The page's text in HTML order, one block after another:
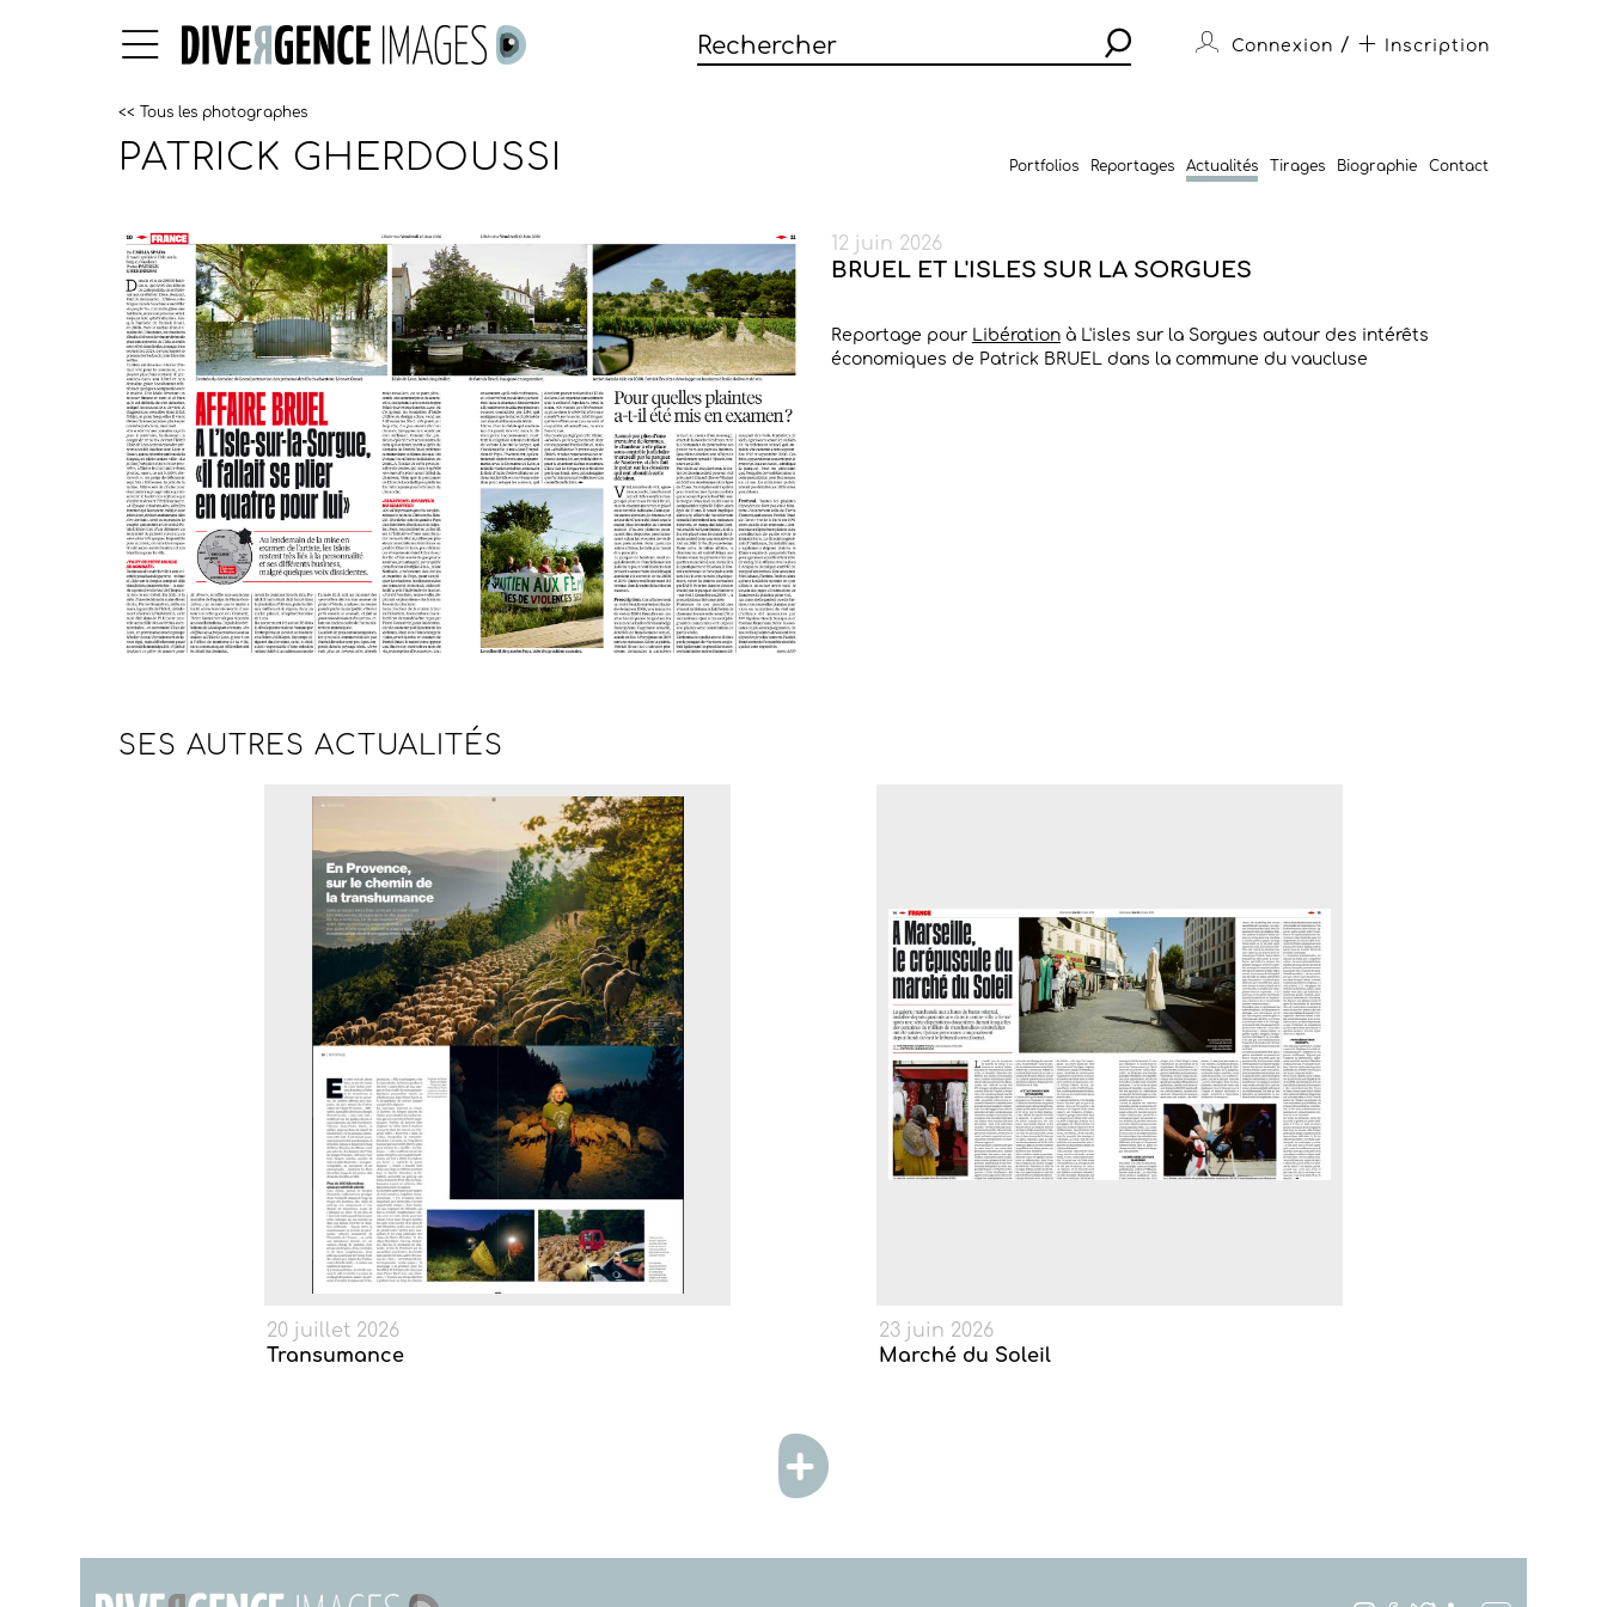
Connexion / Inscription
<< Tous les photographes
PATRICK GHERDOUSSI Portfolios Reportages Actualités Tirages Biographie Contact
12 juin 2026
BRUEL ET L'ISLES SUR LA SORGUES
Reportage pour Libérationà L'isles sur la Sorgues autour des intérêts
économiques de Patrick BRUEL dans la commune du vaucluse
SES AUTRESACTUALITÉS
20 juillet 2026
Transumance
23 juin 2026
Marché du Soleil